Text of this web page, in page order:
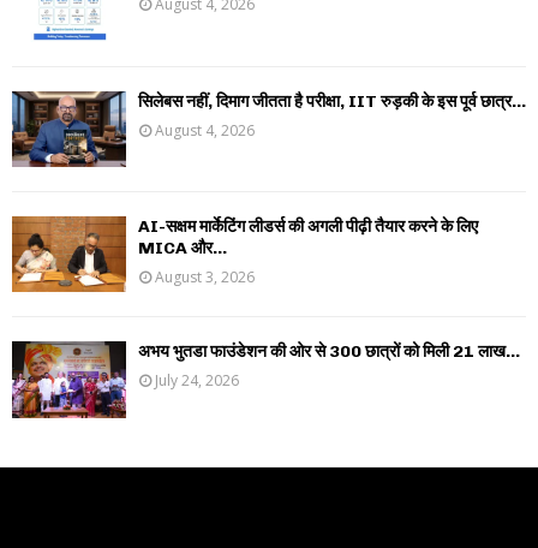
August 4, 2026
सिलेबस नहीं, दिमाग जीतता है परीक्षा, IIT रुड़की के इस पूर्व छात्र...
August 4, 2026
AI-सक्षम मार्केटिंग लीडर्स की अगली पीढ़ी तैयार करने के लिए
MICA और...
August 3, 2026
अभय भुतडा फाउंडेशन की ओर से 300 छात्रों को मिली 21 लाख...
July 24, 2026